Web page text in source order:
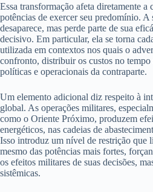
Essa transformação afeta diretamente a
potências de exercer seu predomínio.
desaparece, mas perde parte de sua
decisivo. Em particular, ela se torna
utilizada em contextos nos quais o
confronto, distribuir os custos no tempo
políticas e operacionais da contraparte.
Um elemento adicional diz respeito à
global. As operações militares,
como o Oriente Próximo, produzem
energéticos, nas cadeias de
Isso introduz um nível de restrição que
mesmo das potências mais fortes,
os efeitos militares de suas decisões,
sistêmicas.